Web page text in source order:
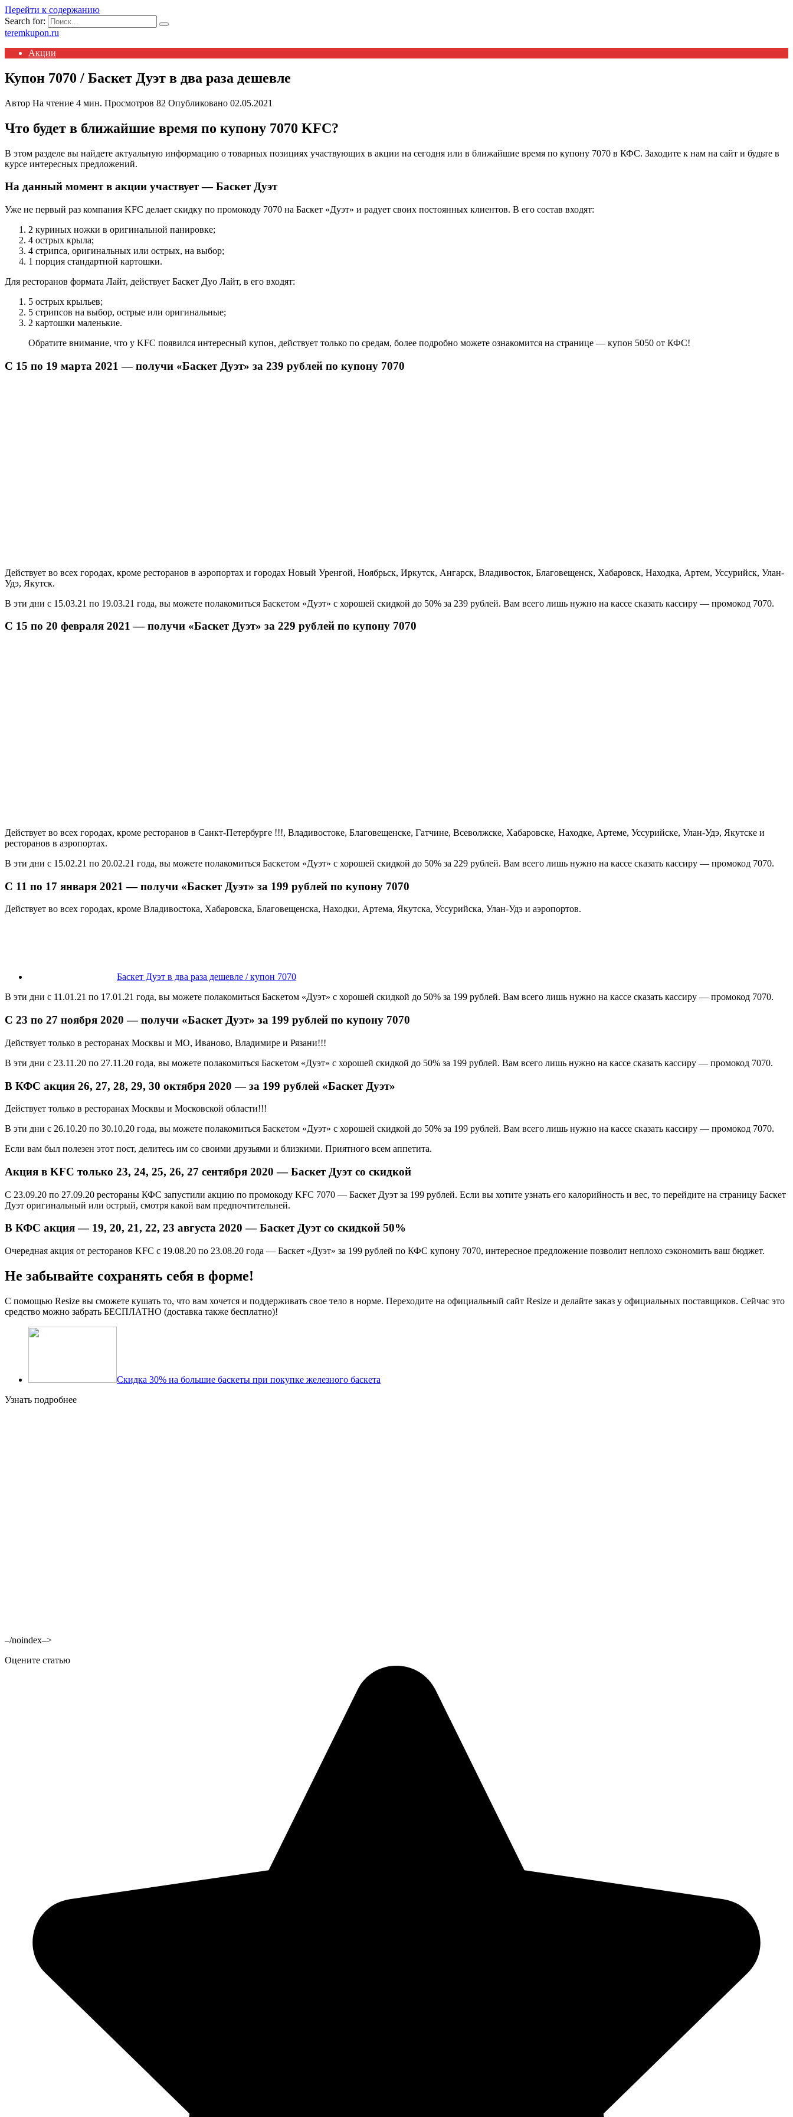
Перейти к содержанию
Search for:
teremkupon.ru
Акции
Купон 7070 / Баскет Дуэт в два раза дешевле
Автор На чтение 4 мин. Просмотров 82 Опубликовано 02.05.2021
Что будет в ближайшие время по купону 7070 KFC?
В этом разделе вы найдете актуальную информацию о товарных позициях участвующих в акции на сегодня или в ближайшие время по купону 7070 в КФС. Заходите к нам на сайт и будьте в
курсе интересных предложений.
На данный момент в акции участвует — Баскет Дуэт
Уже не первый раз компания KFC делает скидку по промокоду 7070 на Баскет «Дуэт» и радует своих постоянных клиентов. В его состав входят:
2 куриных ножки в оригинальной панировке;
4 острых крыла;
4 стрипса, оригинальных или острых, на выбор;
1 порция стандартной картошки.
Для ресторанов формата Лайт, действует Баскет Дуо Лайт, в его входят:
5 острых крыльев;
5 стрипсов на выбор, острые или оригинальные;
2 картошки маленькие.
Обратите внимание, что у KFC появился интересный купон, действует только по средам, более подробно можете ознакомится на странице — купон 5050 от КФС!
С 15 по 19 марта 2021 — получи «Баскет Дуэт» за 239 рублей по купону 7070
Действует во всех городах, кроме ресторанов в аэропортах и городах Новый Уренгой, Ноябрьск, Иркутск, Ангарск, Владивосток, Благовещенск, Хабаровск, Находка, Артем, Уссурийск, Улан-
Удэ, Якутск.
В эти дни с 15.03.21 по 19.03.21 года, вы можете полакомиться Баскетом «Дуэт» с хорошей скидкой до 50% за 239 рублей. Вам всего лишь нужно на кассе сказать кассиру — промокод 7070.
С 15 по 20 февраля 2021 — получи «Баскет Дуэт» за 229 рублей по купону 7070
Действует во всех городах, кроме ресторанов в Санкт-Петербурге !!!, Владивостоке, Благовещенске, Гатчине, Всеволжске, Хабаровске, Находке, Артеме, Уссурийске, Улан-Удэ, Якутске и
ресторанов в аэропортах.
В эти дни с 15.02.21 по 20.02.21 года, вы можете полакомиться Баскетом «Дуэт» с хорошей скидкой до 50% за 229 рублей. Вам всего лишь нужно на кассе сказать кассиру — промокод 7070.
С 11 по 17 января 2021 — получи «Баскет Дуэт» за 199 рублей по купону 7070
Действует во всех городах, кроме Владивостока, Хабаровска, Благовещенска, Находки, Артема, Якутска, Уссурийска, Улан-Удэ и аэропортов.
Баскет Дуэт в два раза дешевле / купон 7070
В эти дни с 11.01.21 по 17.01.21 года, вы можете полакомиться Баскетом «Дуэт» с хорошей скидкой до 50% за 199 рублей. Вам всего лишь нужно на кассе сказать кассиру — промокод 7070.
С 23 по 27 ноября 2020 — получи «Баскет Дуэт» за 199 рублей по купону 7070
Действует только в ресторанах Москвы и МО, Иваново, Владимире и Рязани!!!
В эти дни с 23.11.20 по 27.11.20 года, вы можете полакомиться Баскетом «Дуэт» с хорошей скидкой до 50% за 199 рублей. Вам всего лишь нужно на кассе сказать кассиру — промокод 7070.
В КФС акция 26, 27, 28, 29, 30 октября 2020 — за 199 рублей «Баскет Дуэт»
Действует только в ресторанах Москвы и Московской области!!!
В эти дни с 26.10.20 по 30.10.20 года, вы можете полакомиться Баскетом «Дуэт» с хорошей скидкой до 50% за 199 рублей. Вам всего лишь нужно на кассе сказать кассиру — промокод 7070.
Если вам был полезен этот пост, делитесь им со своими друзьями и близкими. Приятного всем аппетита.
Акция в KFC только 23, 24, 25, 26, 27 сентября 2020 — Баскет Дуэт со скидкой
С 23.09.20 по 27.09.20 рестораны КФС запустили акцию по промокоду KFC 7070 — Баскет Дуэт за 199 рублей. Если вы хотите узнать его калорийность и вес, то перейдите на страницу Баскет
Дуэт оригинальный или острый, смотря какой вам предпочтительней.
В КФС акция — 19, 20, 21, 22, 23 августа 2020 — Баскет Дуэт со скидкой 50%
Очередная акция от ресторанов KFC с 19.08.20 по 23.08.20 года — Баскет «Дуэт» за 199 рублей по КФС купону 7070, интересное предложение позволит неплохо сэкономить ваш бюджет.
Не забывайте сохранять себя в форме!
С помощью Resize вы сможете кушать то, что вам хочется и поддерживать свое тело в норме. Переходите на официальный сайт Resize и делайте заказ у официальных поставщиков. Сейчас это
средство можно забрать БЕСПЛАТНО (доставка также бесплатно)!
Скидка 30% на большие баскеты при покупке железного баскета
Узнать подробнее
–/noindex–>
Оцените статью